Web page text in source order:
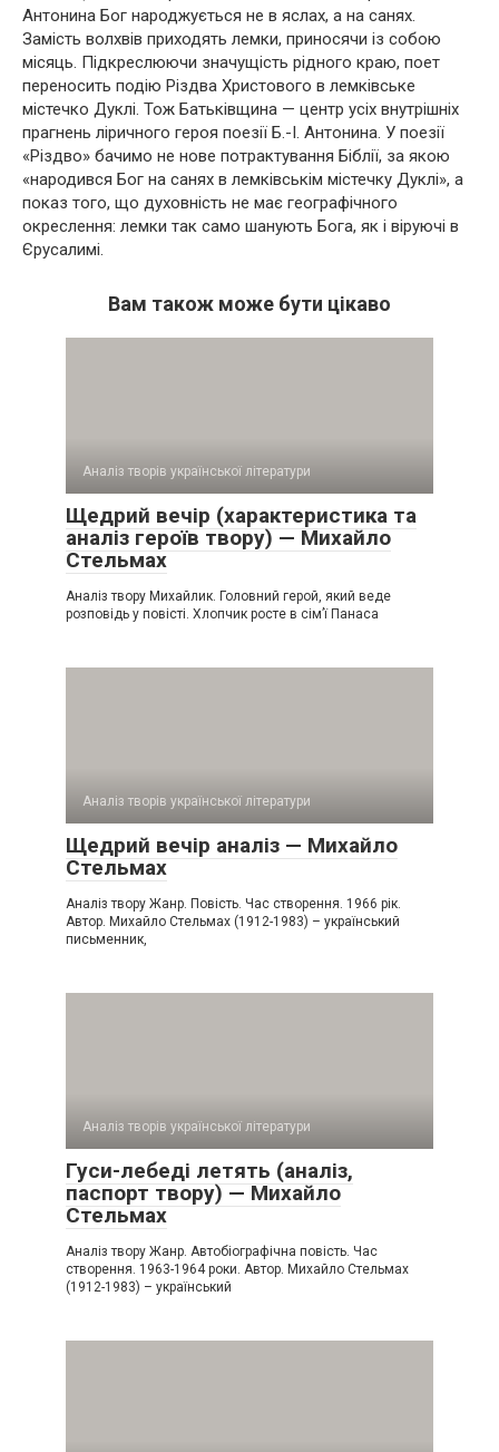
Антонина Бог народжується не в яслах, а на санях.
Замість волхвів приходять лемки, приносячи із собою
місяць. Підкреслюючи значущість рідного краю, поет
переносить подію Різдва Христового в лемківське
містечко Дуклі. Тож Батьківщина — центр усіх внутрішніх
прагнень ліричного героя поезії Б.-І. Антонина. У поезії
«Різдво» бачимо не нове потрактування Біблії, за якою
«народився Бог на санях в лемківськім містечку Дуклі», а
показ того, що духовність не має географічного
окреслення: лемки так само шанують Бога, як і віруючі в
Єрусалимі.
Вам також може бути цікаво
Аналіз творів української літератури
Щедрий вечір (характеристика та
аналіз героїв твору) — Михайло
Стельмах
Аналіз твору Михайлик. Головний герой, який веде
розповідь у повісті. Хлопчик росте в сім’ї Панаса
Аналіз творів української літератури
Щедрий вечір аналіз — Михайло
Стельмах
Аналіз твору Жанр. Повість. Час створення. 1966 рік.
Автор. Михайло Стельмах (1912-1983) – український
письменник,
Аналіз творів української літератури
Гуси-лебеді летять (аналіз,
паспорт твору) — Михайло
Стельмах
Аналіз твору Жанр. Автобіографічна повість. Час
створення. 1963-1964 роки. Автор. Михайло Стельмах
(1912-1983) – український